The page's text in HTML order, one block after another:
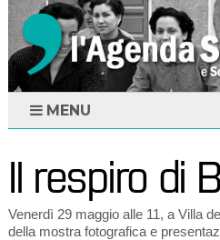
MENU
Il respiro di
Venerdì 29 maggio alle 11, a Villa
della mostra fotografica e